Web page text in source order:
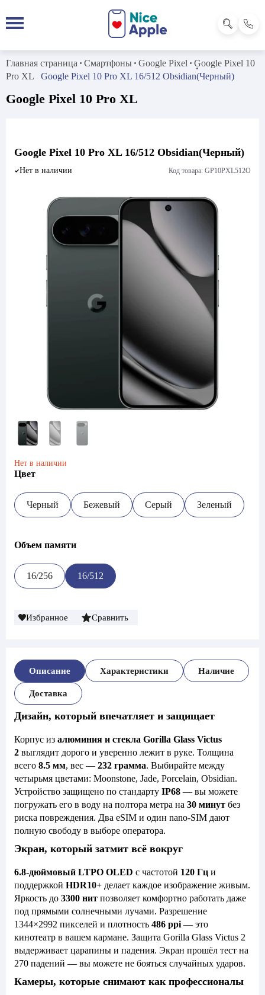
Главная страница Смартфоны Google Pixel
Google Pixel 10
Pro XL
Google Pixel 10 Pro XL 16/512 Obsidian(Черный)
Google Pixel 10 Pro XL
Google Pixel 10 Pro XL 16/512 Obsidian(Черный)
Нет в наличии Код товара: GP10PXL512O
Нет в наличии
Цвет
Черный Бежевый Серый Зеленый
Объем памяти
16/256 16/512
Избранное Сравнить
Описание Характеристики Наличие
Доставка
Дизайн, который впечатляет и защищает
Корпус из алюминия и стекла Gorilla Glass Victus
2 выглядит дорого и уверенно лежит в руке. Толщина
всего 8.5 мм, вес — 232 грамма. Выбирайте между
четырьмя цветами: Moonstone, Jade, Porcelain, Obsidian.
Устройство защищено по стандарту IP68 — вы можете
погружать его в воду на полтора метра на 30 минут без
риска повреждения. Два eSIM и один nano-SIM дают
полную свободу в выборе оператора.
Экран, который затмит всё вокруг
6.8-дюймовый LTPO OLED с частотой 120 Гц и
поддержкой HDR10+ делает каждое изображение живым.
Яркость до 3300 нит позволяет комфортно работать даже
под прямыми солнечными лучами. Разрешение
1344×2992 пикселей и плотность 486 ppi — это
кинотеатр в вашем кармане. Защита Gorilla Glass Victus 2
выдерживает царапины и падения. Экран прошёл тест на
270 падений — вы можете не бояться случайных ударов.
Камеры, которые снимают как профессионалы